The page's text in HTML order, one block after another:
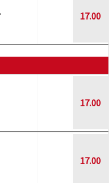
17.00
17.00
17.00